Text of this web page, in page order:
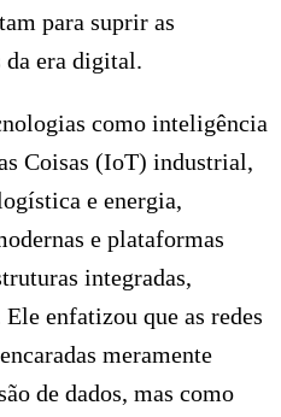
para suprir as
da era digital.
como inteligência
Coisas (IoT) industrial,
e energia,
e plataformas
integradas,
enfatizou que as redes
meramente
de dados, mas como